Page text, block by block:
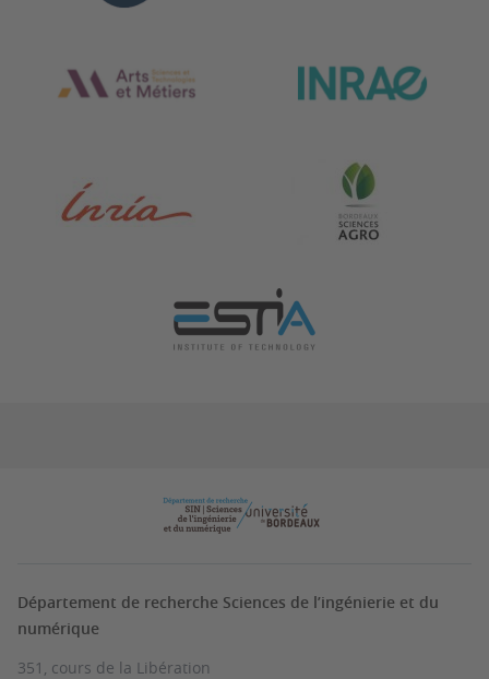
Département de recherche Sciences de l’ingénierie et du
numérique
351, cours de la Libération